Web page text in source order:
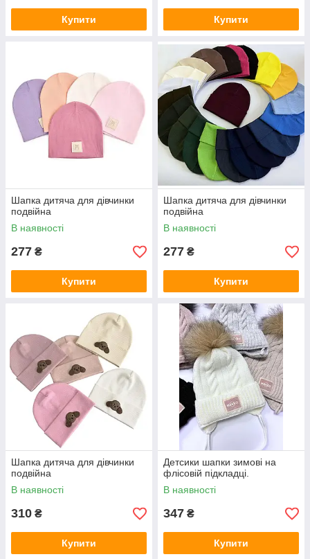
Купити Купити
Шапка дитяча для дівчинки
подвійна
В наявності
277 ₴
Купити
Шапка дитяча для дівчинки
подвійна
В наявності
277 ₴
Купити
Шапка дитяча для дівчинки
подвійна
В наявності
310 ₴
Купити
Детсики шапки зимові на
флісовій підкладці.
В наявності
347 ₴
Купити